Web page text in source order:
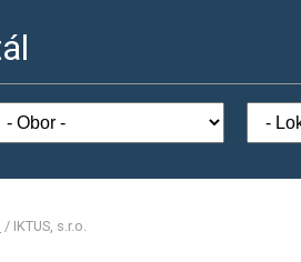
/ IKTUS, s.r.o.